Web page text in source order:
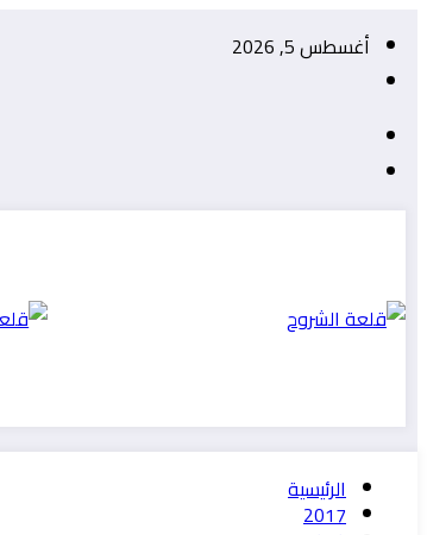
أغسطس 5, 2026
الرئيسية
2017